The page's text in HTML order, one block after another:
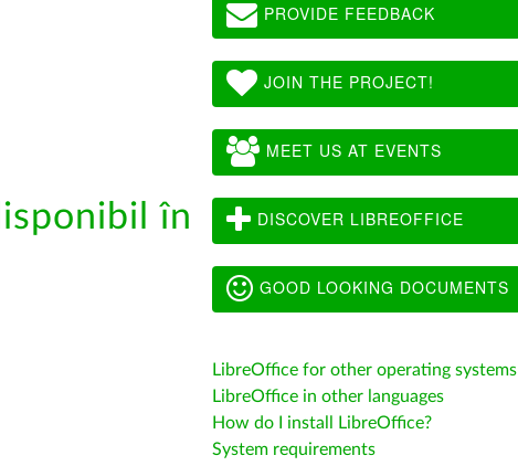
în
PROVIDE FEEDBACK
JOIN THE PROJECT!
MEET US AT EVENTS
DISCOVER LIBREOFFICE
GOOD LOOKING DOCUMENTS
LibreOffice for other operating systems
LibreOffice in other languages
How do I install LibreOffice?
System requirements